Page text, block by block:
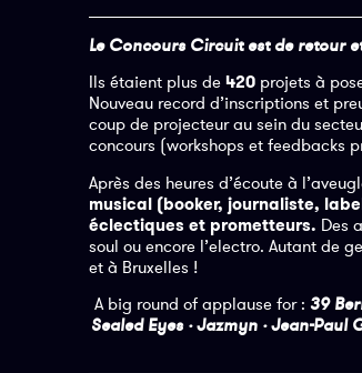
Le Concours Circuit est de retour
Ils étaient plus de 420 projets à
Nouveau record d’inscriptions et
coup de projecteur au sein du
concours (workshops et feedbacks
Après des heures d’écoute à
musical (booker, journaliste,
éclectiques et prometteurs. Des
soul ou encore l’electro. Autant de
et à Bruxelles !
A big round of applause for : 39
Sealed Eyes · Jazmyn · Jean-Paul